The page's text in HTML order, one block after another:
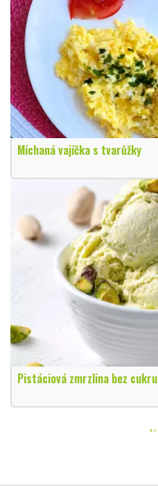
Míchaná vajíčka s tvarůžky
Pistáciová zmrzlina bez cukru